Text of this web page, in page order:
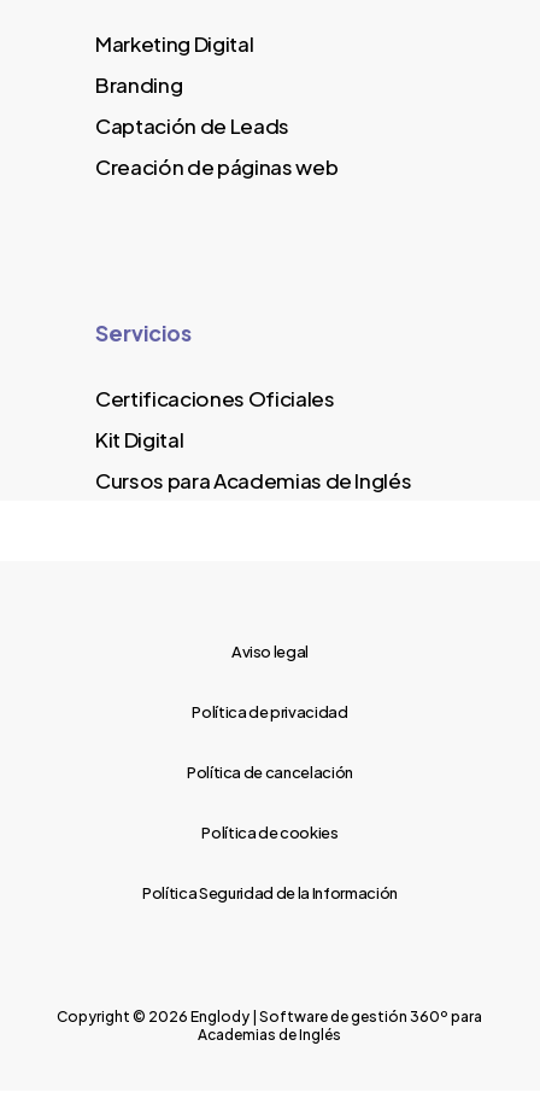
Marketing Digital
Branding
Captación de Leads
Creación de páginas web
Servicios
Certificaciones Oficiales
Kit Digital
Cursos para Academias de Inglés
Copyright © 2026 Englody | Software de gestión 360º para
Academias de Inglés
Aviso legal
Política de privacidad
Política de cancelación
Política de cookies
Política Seguridad de la Información